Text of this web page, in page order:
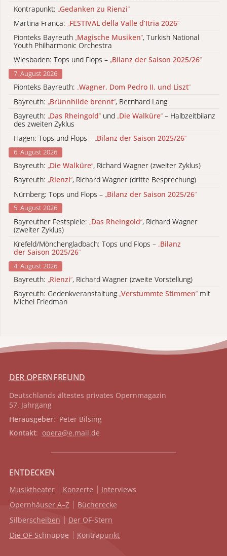
Kontrapunkt: „Gedanken zu Rienzi“
Martina Franca: „FESTIVAL della Valle d’Itria 2026“
Pionteks Bayreuth „Magische Musiken“, Turkish National
Youth Philharmonic Orchestra
Wiesbaden: Tops und Flops – „Bilanz der Saison 2025/26“
7. August 2026
Pionteks Bayreuth: „Wagner, Dom Pedro II. und Liszt“
Bayreuth: „Brünnhilde brennt“, Bernhard Lang
Bayreuth: „Das Rheingold“ und „Die Walküre“ – Halbzeitbilanz
des zweiten Zyklus
Hagen: Tops und Flops – „Bilanz der Saison 2025/26“
6. August 2026
Bayreuth: „Die Walküre“, Richard Wagner (zweiter Zyklus)
Bayreuth: „Rienzi“, Richard Wagner (dritte Besprechung)
Nürnberg: Tops und Flops – „Bilanz der Saison 2025/26“
5. August 2026
Bayreuther Festspiele: „Das Rheingold“, Richard Wagner
(zweiter Zyklus)
Krefeld/Mönchengladbach: Tops und Flops – „Bilanz
der Saison 2025/26“
4. August 2026
Bayreuth: „Rienzi“, Richard Wagner (zweite Vorstellung)
Bayreuth: Gedenkveranstaltung „Verstummte Stimmen“ mit
Michel Friedman
DER OPERNFREUND
Deutschlands ältestes privates Opernmagazin
57. Jahrgang
Herausgeber: Peter Bilsing
Kontakt: opera@e.mail.de
ENTDECKEN
Musiktheater Konzerte
Interviews
Opernhäuser A–Z
Bücherecke
Silberscheiben
Der OF-Stern
Die OF-Schnuppe
Kontrapunkt